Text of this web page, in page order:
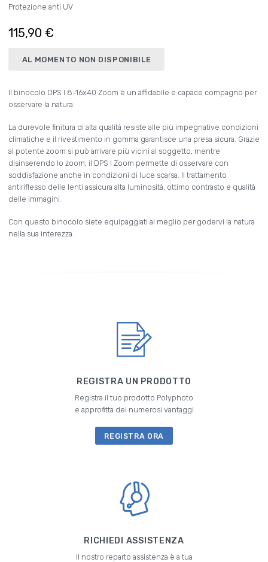
Protezione anti UV
115,90 €
AL MOMENTO NON DISPONIBILE
Il binocolo DPS I 8-16x40 Zoom è un affidabile e capace compagno per
osservare la natura.
La durevole finitura di alta qualità resiste alle più impegnative condizioni
climatiche e il rivestimento in gomma garantisce una presa sicura. Grazie
al potente zoom si può arrivare più vicini al soggetto, mentre
disinserendo lo zoom, il DPS I Zoom permette di osservare con
soddisfazione anche in condizioni di luce scarsa. Il trattamento
antiriflesso delle lenti assicura alta luminosità, ottimo contrasto e qualità
delle immagini.
Con questo binocolo siete equipaggiati al meglio per godervi la natura
nella sua interezza.
REGISTRA UN PRODOTTO
Registra il tuo prodotto Polyphoto
e approfitta dei numerosi vantaggi
REGISTRA ORA
RICHIEDI ASSISTENZA
Il nostro reparto assistenza è a tua